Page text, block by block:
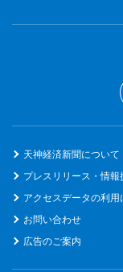
天神経済新聞について
プレスリリース・情報
アクセスデータの利用
お問い合わせ
広告のご案内